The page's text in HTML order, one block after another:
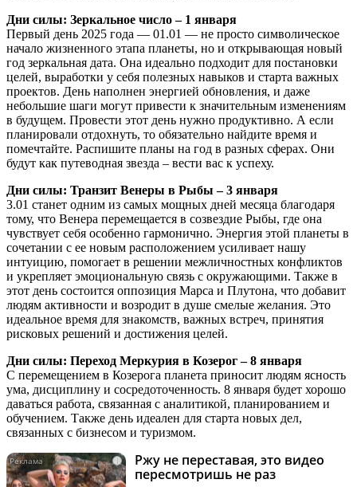
Дни силы: Зеркальное число – 1 января
Первый день 2025 года — 01.01 — не просто символическое
начало жизненного этапа планеты, но и открывающая новый
год зеркальная дата. Она идеально подходит для постановки
целей, выработки у себя полезных навыков и старта важных
проектов. День наполнен энергией обновления, и даже
небольшие шаги могут привести к значительным изменениям
в будущем. Провести этот день нужно продуктивно. А если
планировали отдохнуть, то обязательно найдите время и
помечтайте. Распишите планы на год в разных сферах. Они
будут как путеводная звезда – вести вас к успеху.
Дни силы: Транзит Венеры в Рыбы – 3 января
3.01 станет одним из самых мощных дней месяца благодаря
тому, что Венера перемещается в созвездие Рыбы, где она
чувствует себя особенно гармонично. Энергия этой планеты в
сочетании с ее новым расположением усиливает нашу
интуицию, помогает в решении межличностных конфликтов
и укрепляет эмоциональную связь с окружающими. Также в
этот день состоится оппозиция Марса и Плутона, что добавит
людям активности и возродит в душе смелые желания. Это
идеальное время для знакомств, важных встреч, принятия
рисковых решений и достижения целей.
Дни силы: Переход Меркурия в Козерог – 8 января
С перемещением в Козерога планета приносит людям ясность
ума, дисциплину и сосредоточенность. 8 января будет хорошо
даваться работа, связанная с аналитикой, планированием и
обучением. Также день идеален для старта новых дел,
связанных с бизнесом и туризмом.
i
Ржу не переставая, это видео
пересмотришь не раз